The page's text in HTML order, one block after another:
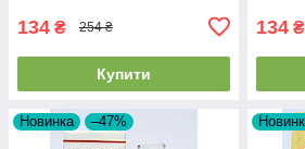
134 ₴ 254 ₴
Купити
134 ₴
Новинка –47%